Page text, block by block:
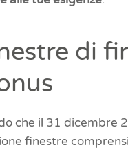
di
che il 31 dicembre
finestre